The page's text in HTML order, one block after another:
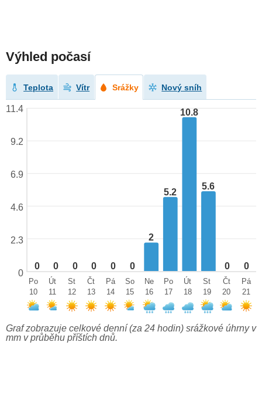
Výhled počasí
Teplota Vítr Srážky Nový sníh
0 0 0 0 0 0
2
5.2
10.8
5.6
0 0
11.4
9.2
6.9
4.6
2.3
0
Po
10
Út
11
St
12
Čt
13
Pá
14
So
15
Ne
16
Po
17
Út
18
St
19
Čt
20
Pá
21
Graf zobrazuje celkové denní (za 24 hodin) srážkové úhrny v
mm v průběhu příštích dnů.